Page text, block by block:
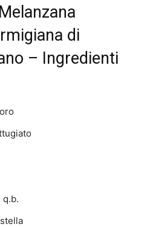
di
– Ingredienti
q.b.